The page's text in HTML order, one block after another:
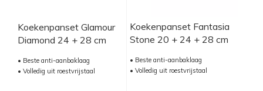
Koekenpanset Glamour
Diamond 24 + 28 cm
• Beste anti-aanbaklaag
• Volledig uit roestvrijstaal
Koekenpanset Fantasia
Stone 20 + 24 + 28 cm
• Beste anti-aanbaklaag
• Volledig uit roestvrijstaal